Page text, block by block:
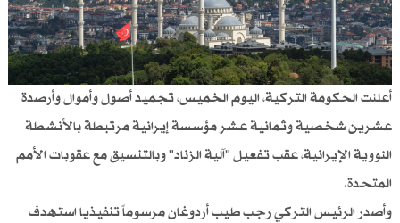
أعلنت الحكومة التركية، اليوم الخميس، تجميد أصول وأموال وأرصدة
عشرين شخصية وثمانية عشر مؤسسة إيرانية مرتبطة بالأنشطة
النووية الإيرانية، عقب تفعيل "آلية الزناد" وبالتنسيق مع عقوبات الأمم
المتحدة.
وأصدر الرئيس التركي رجب طيب أردوغان مرسوماً تنفيذيا استهدف